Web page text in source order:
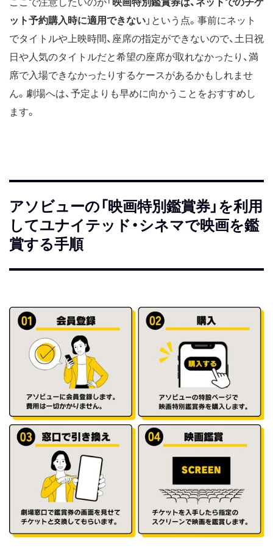
ここで注意したいのが「 映画特別鑑賞券は、ネットでのチケ
ット予約購入時に適用できない 」という点。事前にネット
でタイトルや上映時間、座席の指定ができないので、土日祝
日や人気のタイトルだと希望の座席が取れなかったり、満
席で入場できなかったりするケースがあるかもしれませ
ん。劇場へは、予定よりも早めに向かうことをおすすめし
ます。
アソビューの「映画特別鑑賞券」を利用
してユナイテッド・シネマで映画を鑑
賞する手順